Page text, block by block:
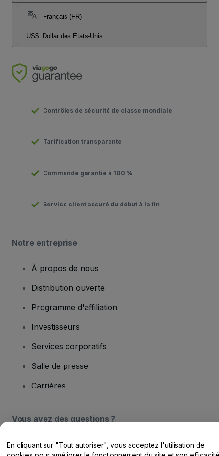
Français (FR)
US$ Dollar des Etats-Unis
Contrôles de sécurité de classe mondiale
Tarification transparente
Commande garantie à 100 %
Service client assuré du début à la fin
Notre entreprise
À propos de nous
Distribution ouverte
Programme d'affiliation
Investisseurs
Services corporatifs
Salle de presse
Carrières
Vous avez des questions ?
Centre d'assistance / Nous contacter
En cliquant sur "Tout autoriser", vous acceptez l'utilisation de